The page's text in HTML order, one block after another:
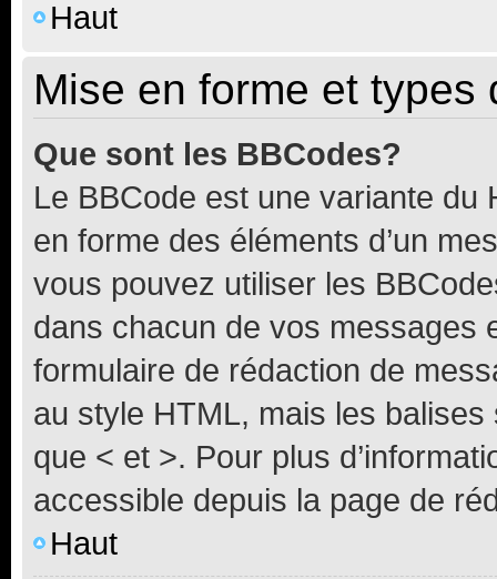
Haut
Mise en forme et types
Que sont les BBCodes?
Le BBCode est une variante du
en forme des éléments d’un
vous pouvez utiliser les
dans chacun de vos messages
formulaire de rédaction de
au style HTML, mais les
que < et >. Pour plus
accessible depuis la page de
Haut